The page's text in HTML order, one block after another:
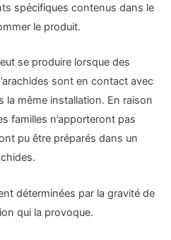
spécifiques contenus dans le
le produit.
se produire lorsque des
sont en contact avec
la même installation. En raison
familles n’apporteront pas
pu être préparés dans un
déterminées par la gravité de
qui la provoque.